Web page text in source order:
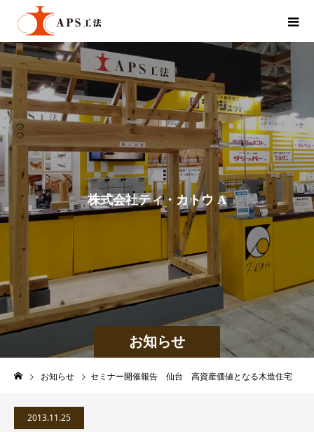
お知らせ
株式会社ティ・カ ト ウ APS事
お知らせ セミナー開催報告 仙台 高資産価値となる木造住宅
2013.11.25